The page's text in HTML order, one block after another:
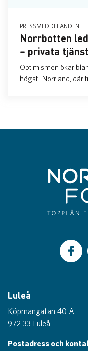
PRESSMEDDELANDEN
Norrbotten
– privata
Optimismen ökar
högst i Norrland, där
Luleå
Köpmangatan 40 A
972 33 Luleå
Postadress och